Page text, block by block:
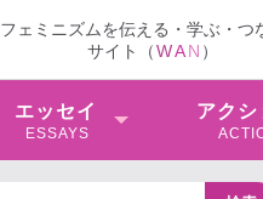
フェミニズムを伝える・学ぶ・つ
サイト（WAN ）
エッセイ
ESSAYS
アクシ